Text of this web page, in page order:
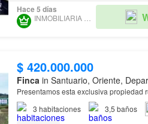
Hace 5 días
INMOBILIARIA MAYOR SAS
$ 420.000.000
Finca in Santuario, Oriente,
Presentamos esta exclusiva propiedad
3 habitaciones 3,5 baños